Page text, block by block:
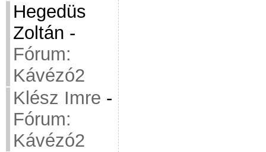
Hegedüs
Zoltán -
Fórum:
Kávézó2
Klész Imre -
Fórum:
Kávézó2